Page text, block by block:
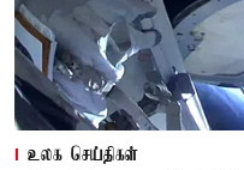
உலக செய்திகள்